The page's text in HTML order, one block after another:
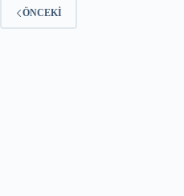
ÖNCEKI